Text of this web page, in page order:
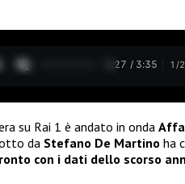
0:28 / 3:35 1 /2
su Rai 1 è andato in onda
da Stefano De Martino ha
con i dati dello scorso